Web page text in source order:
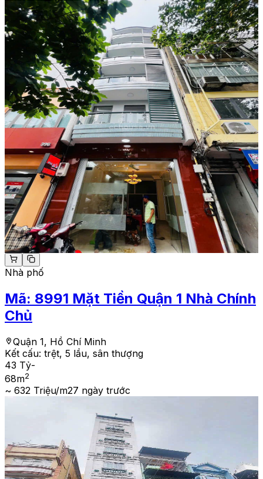
Nhà phố
Mã: 8991 Mặt Tiền Quận 1 Nhà Chính
Chủ
Quận 1, Hồ Chí Minh
Kết cấu: trệt, 5 lầu, sân thượng
43 Tỷ-
68m2
~ 632 Triệu/m27 ngày trước